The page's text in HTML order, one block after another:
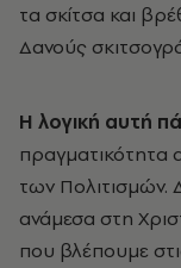
τα σκίτσα και
Δανούς
H λογική αυτή
πραγματικότητα
των Πολιτισμών.
ανάμεσα στη
που βλέπουμε